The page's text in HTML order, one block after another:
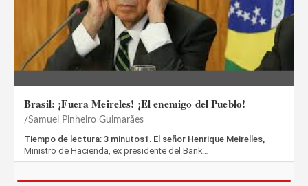
Brasil: ¡Fuera Meireles! ¡El enemigo del Pueblo!
Samuel Pinheiro Guimarães
Tiempo de lectura: 3 minutos1. El señor Henrique Meirelles,
Ministro de Hacienda, ex presidente del Bank…